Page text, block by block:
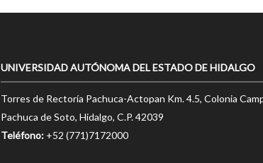
UNIVERSIDAD AUTÓNOMA DEL ESTADO DE HIDALGO
Torres de Rectoría Pachuca-Actopan Km. 4.5, Colonia
Pachuca de Soto, Hidalgo, C.P. 42039
Teléfono: +52 (771)7172000